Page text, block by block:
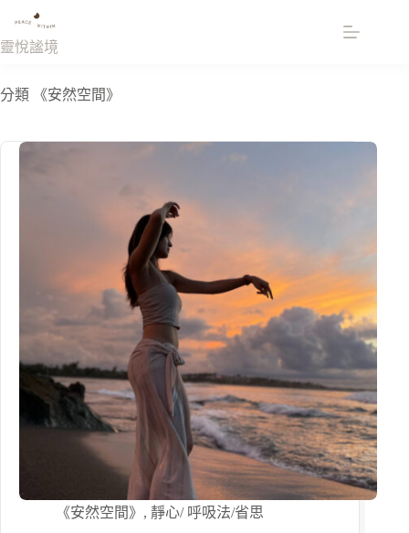
主
內
靈悅謐境
分類 《安然空間》
《安然空間》 , 靜心/ 呼吸法/省思